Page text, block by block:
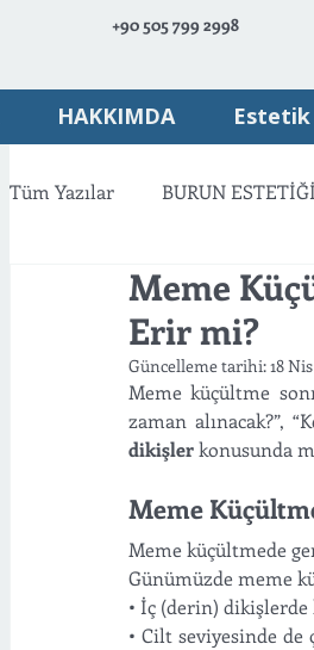
+90 505 799 2998
HAKKIMDA
Tüm Yazılar BURUN ESTETİĞİ
VÜCUT ESTETİĞİ
Meme
Erir mi?
Güncelleme tarihi:18 Nis
Meme küçültme
zaman alınacak?”,
dikişler konusunda
Meme
Meme küçültmede
Günümüzde meme
• İç (derin)
• Cilt seviyesinde